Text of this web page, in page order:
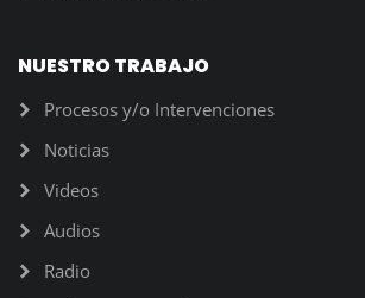
NUESTRO TRABAJO
Procesos y/o Intervenciones
Noticias
Videos
Audios
Radio